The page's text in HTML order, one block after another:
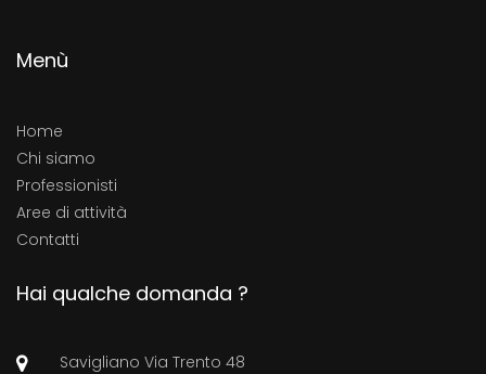
Menù
Home
Chi siamo
Professionisti
Aree di attività
Contatti
Hai qualche domanda ?
Savigliano Via Trento 48